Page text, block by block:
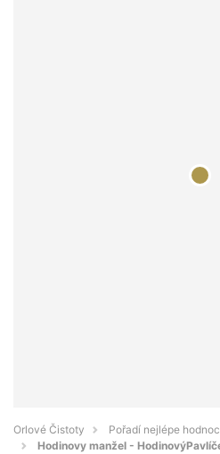
Orlové Čistoty
Pořadí nejlépe
Hodinovy manžel -